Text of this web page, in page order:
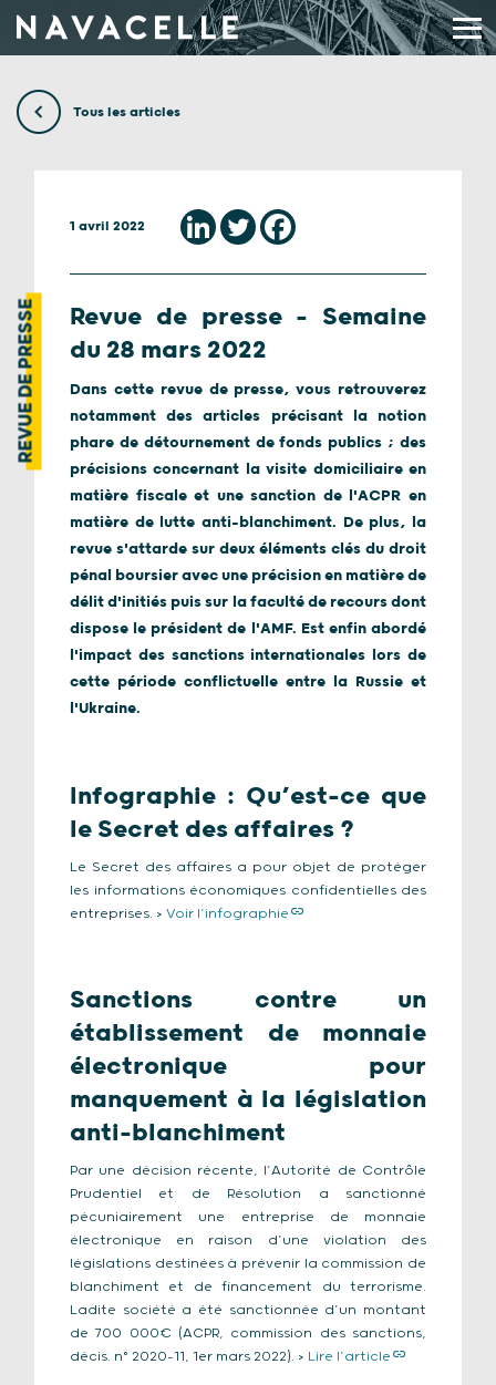
Tous les articles
REVUE DE PRESSE
1 avril 2022
Revue de presse – Semaine
du 28 mars 2022
Dans cette revue de presse, vous retrouverez
notamment des articles précisant la notion
phare de détournement de fonds publics ; des
précisions concernant la visite domiciliaire en
matière fiscale et une sanction de l'ACPR en
matière de lutte anti-blanchiment. De plus, la
revue s'attarde sur deux éléments clés du droit
pénal boursier avec une précision en matière de
délit d'initiés puis sur la faculté de recours dont
dispose le président de l'AMF. Est enfin abordé
l'impact des sanctions internationales lors de
cette période conflictuelle entre la Russie et
l'Ukraine.
Infographie : Qu’est-ce que
le Secret des affaires ?
Le Secret des affaires a pour objet de protéger
les informations économiques confidentielles des
entreprises. > Voir l’infographie
Sanctions contre un
établissement de monnaie
électronique pour
manquement à la législation
anti-blanchiment
Par une décision récente, l’Autorité de Contrôle
Prudentiel et de Résolution a sanctionné
pécuniairement une entreprise de monnaie
électronique en raison d’une violation des
législations destinées à prévenir la commission de
blanchiment et de financement du terrorisme.
Ladite société a été sanctionnée d’un montant
de 700 000€ (ACPR, commission des sanctions,
décis. n° 2020-11, 1er mars 2022). > Lire l’article